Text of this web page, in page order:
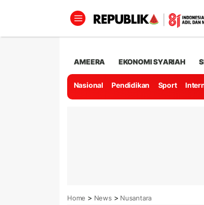
AMEERA EKONOMI SYARIAH
Nasional Pendidikan Sport
Home > News > Nusantara